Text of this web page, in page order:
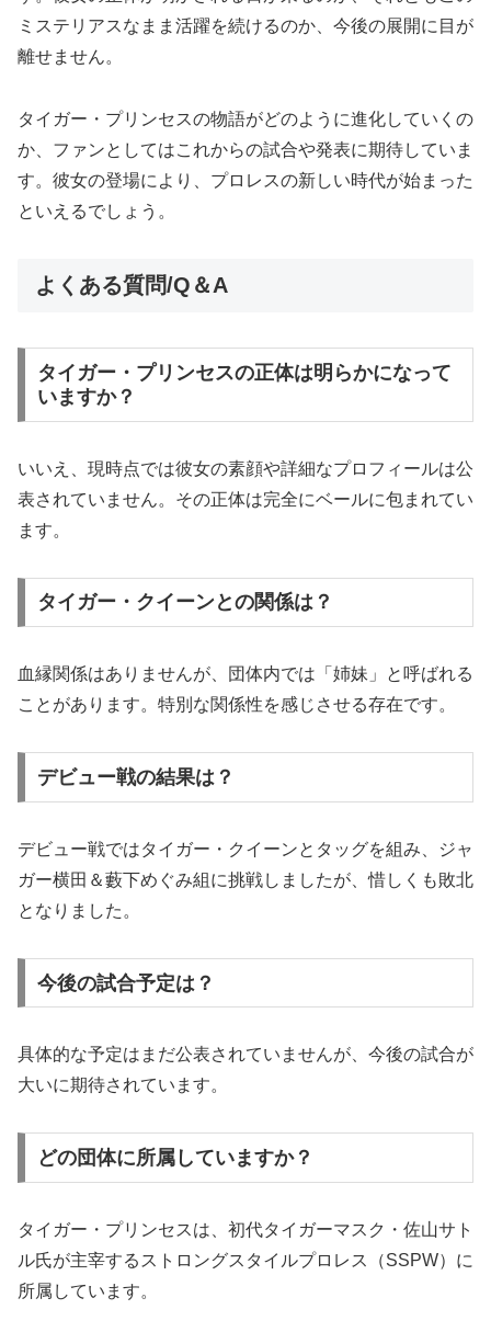
ミステリアスなまま活躍を続けるのか、今後の展開に目が
離せません。
タイガー・プリンセスの物語がどのように進化していくの
か、ファンとしてはこれからの試合や発表に期待していま
す。彼女の登場により、プロレスの新しい時代が始まった
といえるでしょう。
よくある質問/Q＆A
タイガー・プリンセスの正体は明らかになって
いますか？
いいえ、現時点では彼女の素顔や詳細なプロフィールは公
表されていません。その正体は完全にベールに包まれてい
ます。
タイガー・クイーンとの関係は？
血縁関係はありませんが、団体内では「姉妹」と呼ばれる
ことがあります。特別な関係性を感じさせる存在です。
デビュー戦の結果は？
デビュー戦ではタイガー・クイーンとタッグを組み、ジャ
ガー横田＆藪下めぐみ組に挑戦しましたが、惜しくも敗北
となりました。
今後の試合予定は？
具体的な予定はまだ公表されていませんが、今後の試合が
大いに期待されています。
どの団体に所属していますか？
タイガー・プリンセスは、初代タイガーマスク・佐山サト
ル氏が主宰するストロングスタイルプロレス（SSPW）に
所属しています。